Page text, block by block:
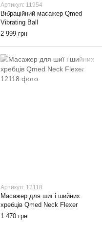
Артикул: 11954
Вібраційний масажер Qmed
Vibrating Ball
2 999 грн
Артикул: 12118
Масажер для шиї і шийних
хребців Qmed Neck Flexer
1 470 грн